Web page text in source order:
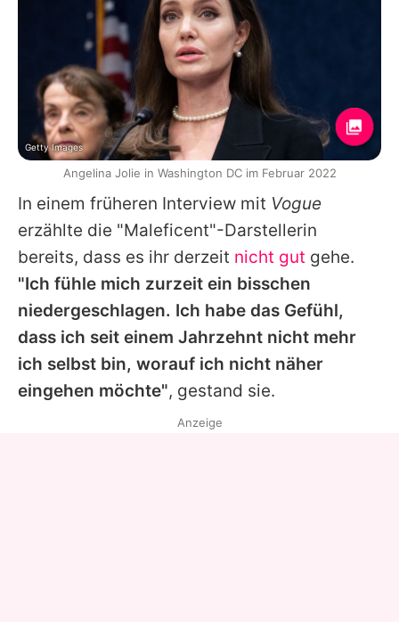
In einem früheren Interview mit Vogue
erzählte die "Maleficent"-Darstellerin
bereits, dass es ihr derzeit nicht gut gehe.
"Ich fühle mich zurzeit ein bisschen
niedergeschlagen. Ich habe das Gefühl,
dass ich seit einem Jahrzehnt nicht mehr
ich selbst bin, worauf ich nicht näher
eingehen möchte", gestand sie.
Getty Images
Angelina Jolie in Washington DC im Februar 2022
Anzeige